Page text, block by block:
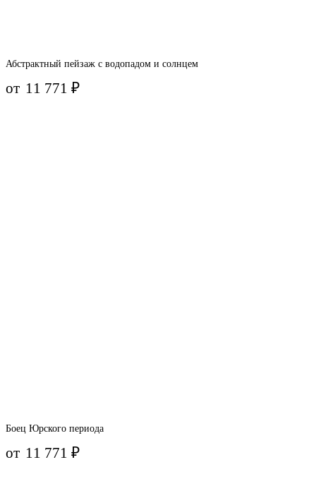
Абстрактный пейзаж с водопадом и солнцем
от 11 771₽
Боец Юрского периода
от 11 771₽